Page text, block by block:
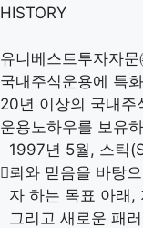
HISTORY
유니베스트투자자문
국내주식운용에 특
20년 이상의 국내주
운용노하우를 보유
1997년 5월, 스틱
뢰와 믿음을 바탕
자 하는 목표 아래,
그리고 새로운 패